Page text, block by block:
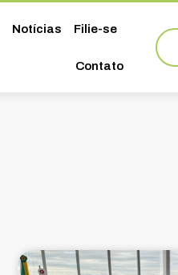
Notícias Filie-se
Contato